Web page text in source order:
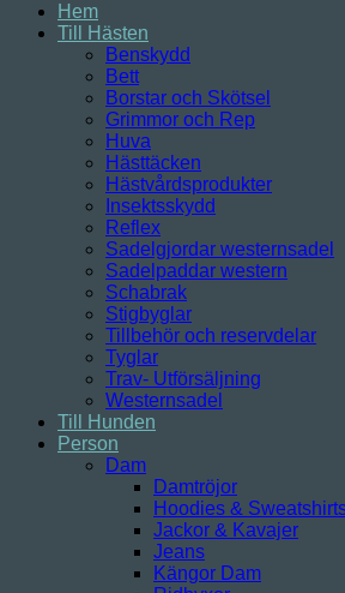
Hem
Till Hästen
Benskydd
Bett
Borstar och Skötsel
Grimmor och Rep
Huva
Hästtäcken
Hästvårdsprodukter
Insektsskydd
Reflex
Sadelgjordar westernsadel
Sadelpaddar western
Schabrak
Stigbyglar
Tillbehör och reservdelar
Tyglar
Trav- Utförsäljning
Westernsadel
Till Hunden
Person
Dam
Damtröjor
Hoodies &
Jackor & Kavajer
Jeans
Kängor Dam